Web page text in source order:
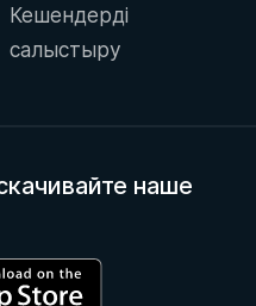
Кешендерді
салыстыру
наше